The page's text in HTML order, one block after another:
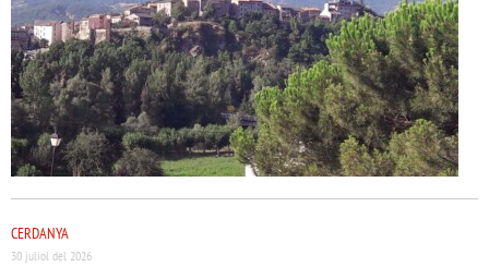
CERDANYA
30 juliol del 2026